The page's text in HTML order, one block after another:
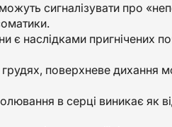
сигналізувати про
є наслідками пригнічених
грудях, поверхневе дихання
в серці виникає як